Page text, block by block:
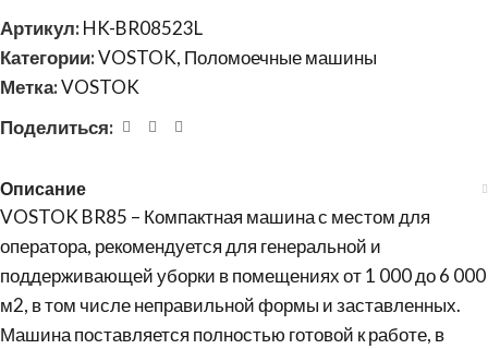
Артикул:HK-BR08523L
Категории:VOSTOK, Поломоечные машины
Метка:VOSTOK
Поделиться:
Описание
VOSTOK BR85 – Компактная машина с местом для
оператора, рекомендуется для генеральной и
поддерживающей уборки в помещениях от 1 000 до 6 000
м2, в том числе неправильной формы и заставленных.
Машина поставляется полностью готовой к работе, в